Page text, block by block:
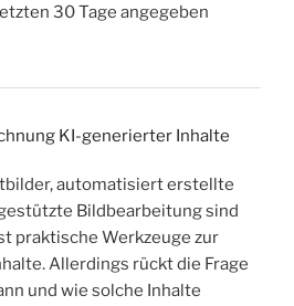
30 Tage angegeben
KI-generierter Inhalte
automatisiert erstellte
Bildbearbeitung sind
praktische Werkzeuge zur
Allerdings rückt die Frage
und wie solche Inhalte